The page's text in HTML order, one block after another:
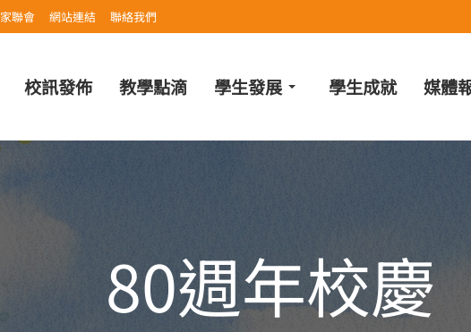
家聯會 網站連結 聯絡我們
校訊發佈 教學點滴 學生發展 學生成就 媒體
80週年校慶